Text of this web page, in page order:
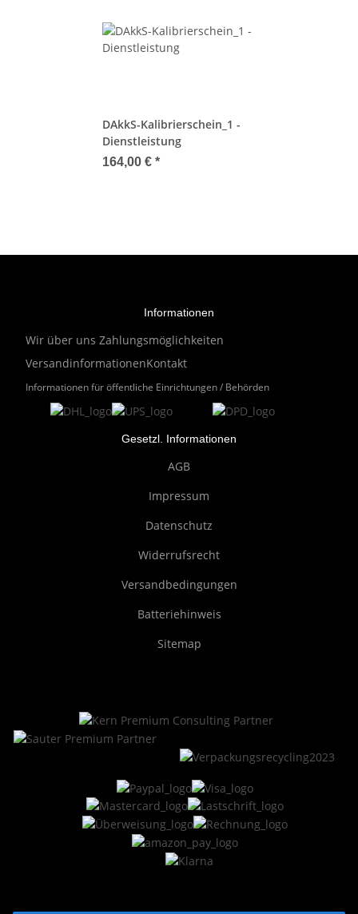
DAkkS-Kalibrierschein_1 -
Dienstleistung
164,00 € *
Informationen
Wir über uns Zahlungsmöglichkeiten
VersandinformationenKontakt
Informationen für öffentliche Einrichtungen / Behörden
Gesetzl. Informationen
AGB
Impressum
Datenschutz
Widerrufsrecht
Versandbedingungen
Batteriehinweis
Sitemap